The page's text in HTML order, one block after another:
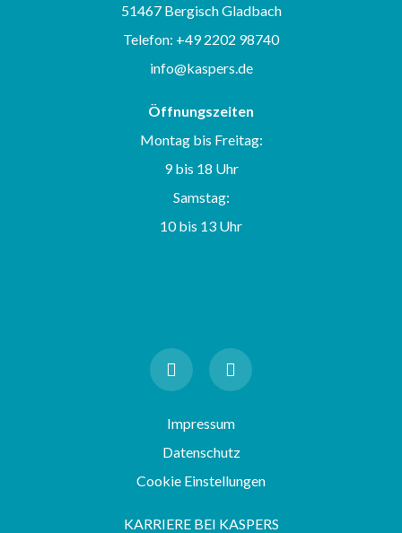
51467 Bergisch Gladbach
Telefon: +49 2202 98740
info@kaspers.de
Öffnungszeiten
Montag bis Freitag:
9 bis 18 Uhr
Samstag:
10 bis 13 Uhr
Impressum
Datenschutz
Cookie Einstellungen
KARRIERE BEI KASPERS